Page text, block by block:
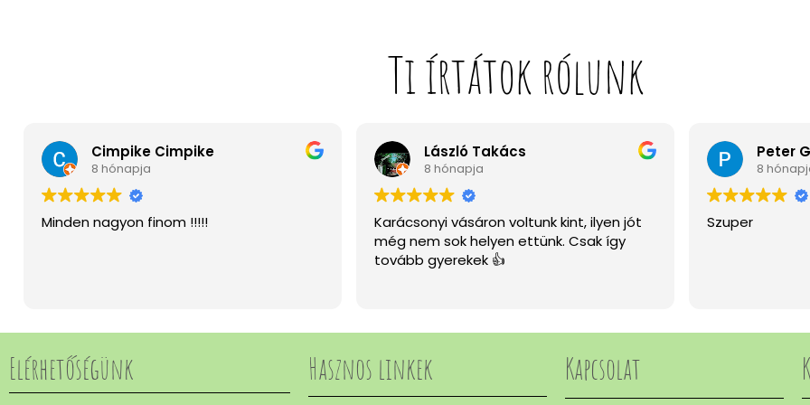
Ti írtátok rólunk
Cimpike Cimpike
8 hónapja
Minden nagyon finom !!!!!
László Takács
8 hónapja
Karácsonyi vásáron voltunk kint, ilyen jót
még nem sok helyen ettünk. Csak így
tovább gyerekek 👍
Peter
8
Szuper
Elérhetőségünk Hasznos linkek Kapcsolat